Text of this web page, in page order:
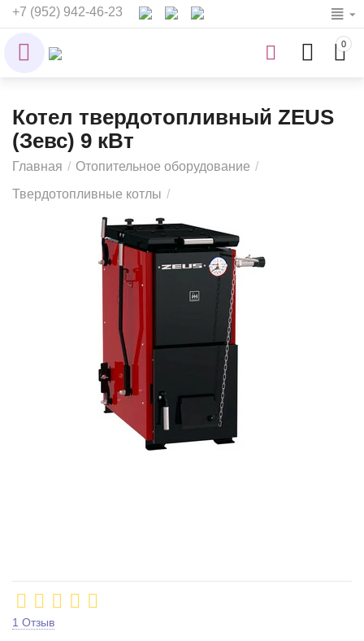
+7 (952) 942-46-23
0
Котел твердотопливный ZEUS
(Зевс) 9 кВт
Главная / Отопительное оборудование /
Твердотопливные котлы /
1 Отзыв